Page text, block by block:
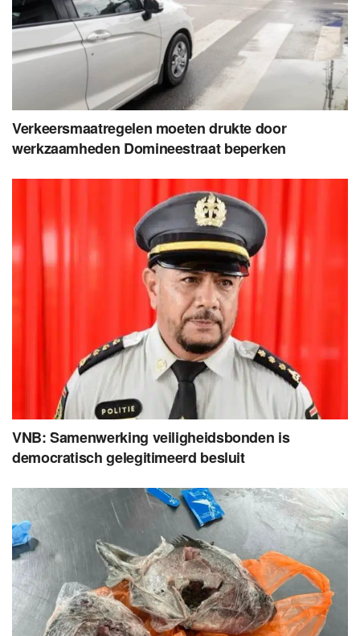
Verkeersmaatregelen moeten drukte door
werkzaamheden Domineestraat beperken
VNB: Samenwerking veiligheidsbonden is
democratisch gelegitimeerd besluit